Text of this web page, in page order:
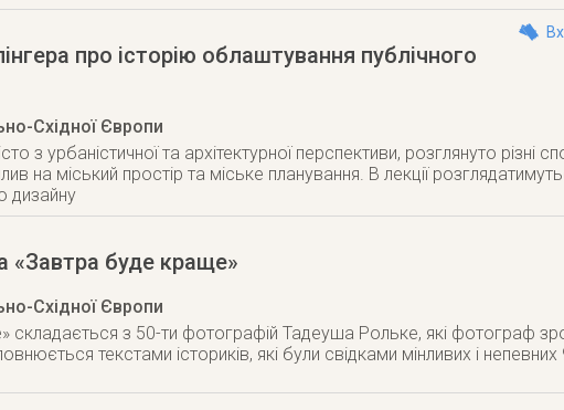
про історію облаштування публічного
Східної Європи
з урбаністичної та архітектурної перспективи, розглянуто різні
на міський простір та міське планування. В лекції
дизайну
«Завтра буде краще»
Східної Європи
складається з 50-ти фотографій Тадеуша Рольке, які фотограф
текстами істориків, які були свідками мінливих і непевних